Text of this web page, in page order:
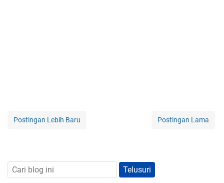
Postingan Lebih Baru Postingan Lama